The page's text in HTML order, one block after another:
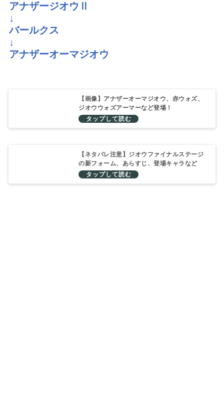
アナザージオウⅡ
↓
バールクス
↓
アナザーオーマジオウ
【画像】アナザーオーマジオウ、赤ウォズ、
ジオウウォズアーマーなど登場！
【ネタバレ注意】ジオウファイナルステージ
の新フォーム、あらすじ、登場キャラなど